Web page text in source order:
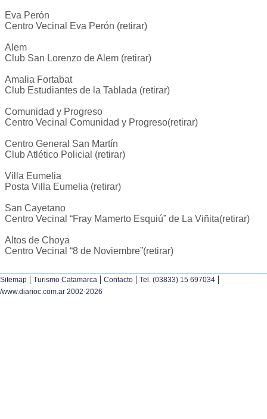
Eva Perón
Centro Vecinal Eva Perón (retirar)
Alem
Club San Lorenzo de Alem (retirar)
Amalia Fortabat
Club Estudiantes de la Tablada (retirar)
Comunidad y Progreso
Centro Vecinal Comunidad y Progreso(retirar)
Centro General San Martín
Club Atlético Policial (retirar)
Villa Eumelia
Posta Villa Eumelia (retirar)
San Cayetano
Centro Vecinal “Fray Mamerto Esquiú” de La Viñita(retirar)
Altos de Choya
Centro Vecinal “8 de Noviembre”(retirar)
Sitemap | Turismo Catamarca | Contacto | Tel. (03833) 15 697034 |
/www.diarioc.com.ar 2002-2026